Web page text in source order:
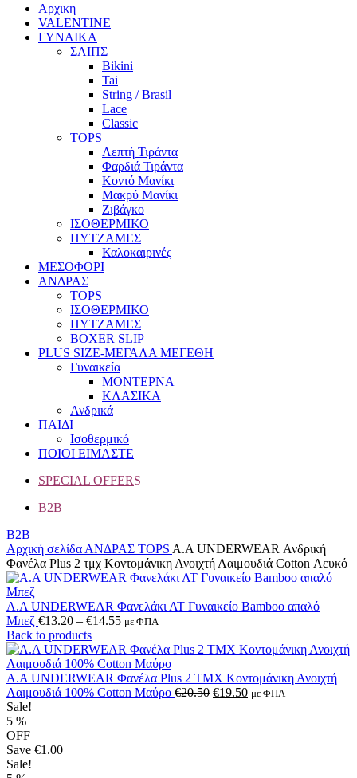
Αρχικη
VALENTINE
ΓΥΝΑΙΚΑ
ΣΛΙΠΣ
Bikini
Tai
String / Brasil
Lace
Classic
TOPS
Λεπτή Τιράντα
Φαρδιά Τιράντα
Κοντό Μανίκι
Μακρύ Μανίκι
Ζιβάγκο
ΙΣΟΘΕΡΜΙΚΟ
ΠΥΤΖΑΜΕΣ
Καλοκαιρινές
ΜΕΣΟΦΟΡΙ
ΑΝΔΡΑΣ
TOPS
ΙΣΟΘΕΡΜΙΚΟ
ΠΥΤΖΑΜΕΣ
BOXER SLIP
PLUS SIZE-ΜΕΓΑΛΑ ΜΕΓΕΘΗ
Γυναικεία
ΜΟΝΤΕΡΝΑ
ΚΛΑΣΙΚΑ
Ανδρικά
ΠΑΙΔΙ
Ισοθερμικό
ΠΟΙΟΙ ΕΙΜΑΣΤΕ
SPECIAL OFFERS
B2B
B2B
Αρχική σελίδα ΑΝΔΡΑΣ TOPS A.A UNDERWEAR Ανδρική
Φανέλα Plus 2 τμχ Κοντομάνικη Ανοιχτή Λαιμουδιά Cotton Λευκό
Α.A UNDERWEAR Φανελάκι ΛΤ Γυναικείο Bamboo απαλό
Μπεζ €13.20 – €14.55Price
€13.20
through
€14.55
με ΦΠΑ
Back to products
A.A UNDERWEAR Φανέλα Plus 2 TMX Κοντομάνικη Ανοιχτή
Λαιμουδιά 100% Cotton Μαύρο €20.50 Original
€19.50Ημε ΦΠΑ
Sale!
5 %
OFF
Save €1.00
Sale!